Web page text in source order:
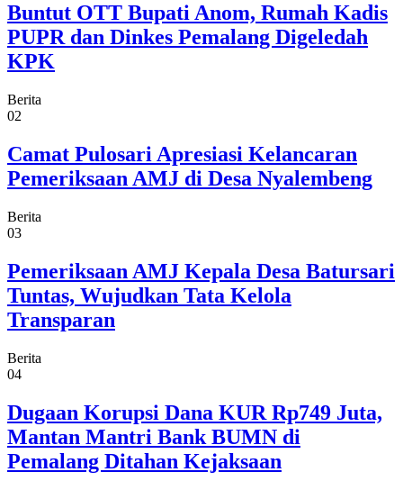
Buntut OTT Bupati Anom, Rumah Kadis
PUPR dan Dinkes Pemalang Digeledah
KPK
Berita
02
Camat Pulosari Apresiasi Kelancaran
Pemeriksaan AMJ di Desa Nyalembeng
Berita
03
Pemeriksaan AMJ Kepala Desa Batursari
Tuntas, Wujudkan Tata Kelola
Transparan
Berita
04
Dugaan Korupsi Dana KUR Rp749 Juta,
Mantan Mantri Bank BUMN di
Pemalang Ditahan Kejaksaan